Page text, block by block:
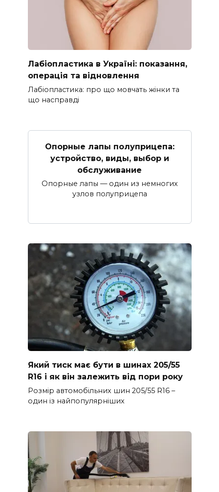
Лабіопластика в Україні: показання,
операція та відновлення
Лабіопластика: про що мовчать жінки та
що насправді
Опорные лапы полуприцепа:
устройство, виды, выбор и
обслуживание
Опорные лапы — один из немногих
узлов полуприцепа
Який тиск має бути в шинах 205/55
R16 і як він залежить від пори року
Розмір автомобільних шин 205/55 R16 –
один із найпопулярніших